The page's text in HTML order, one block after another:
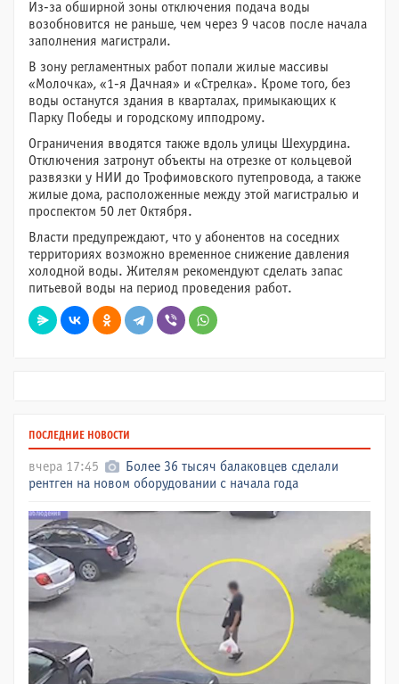
Из-за обширной зоны отключения подача воды
возобновится не раньше, чем через 9 часов после начала
заполнения магистрали.
В зону регламентных работ попали жилые массивы
«Молочка», «1-я Дачная» и «Стрелка». Кроме того, без
воды останутся здания в кварталах, примыкающих к
Парку Победы и городскому ипподрому.
Ограничения вводятся также вдоль улицы Шехурдина.
Отключения затронут объекты на отрезке от кольцевой
развязки у НИИ до Трофимовского путепровода, а также
жилые дома, расположенные между этой магистралью и
проспектом 50 лет Октября.
Власти предупреждают, что у абонентов на соседних
территориях возможно временное снижение давления
холодной воды. Жителям рекомендуют сделать запас
питьевой воды на период проведения работ.
ПОСЛЕДНИЕ НОВОСТИ
вчера 17:45
Более 36 тысяч балаковцев сделали
рентген на новом оборудовании с начала года